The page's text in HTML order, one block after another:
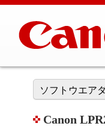
ソフトウエア
Canon